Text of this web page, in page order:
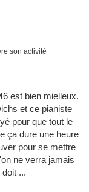
son activité
est bien mielleux.
et ce pianiste
pour que tout le
ça dure une heure
pour se mettre
ne verra jamais
...